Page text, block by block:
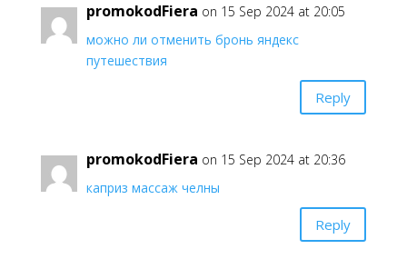
promokodFiera on 15 Sep 2024 at 20:05
можно ли отменить бронь яндекс
путешествия
Reply
promokodFiera on 15 Sep 2024 at 20:36
каприз массаж челны
Reply